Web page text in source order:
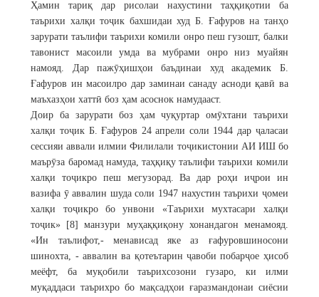
Ҳамин тариқ дар рисолаи нахустини таҳқиқотии ба
таърихи халқи тоҷик бахшидаи худ Б. Ғафуров на танҳо
зарурати таълифи таърихи комили онро пеш гузошт, балки
тавонист масоили умда ва мубрами онро низ муайян
намояд. Дар пажӯҳишҳои баъдинаи худ академик Б.
Ғафуров ин масоилро дар заминаи санаду асноди қавӣ ва
маъхазҳои хаттӣ боз ҳам асоснок намудааст.
Доир ба зарурати боз ҳам чуқуртар омӯхтани таърихи
халқи тоҷик Б. Ғафуров 24 апрели соли 1944 дар ҷаласаи
сессияи аввали илмии Филилали тоҷикистонии АИ ИШ бо
маърӯза баромад намуда, таҳқиқу таълифи таърихи комили
халқи тоҷикро пеш мегузорад. Ва дар роҳи иҷрои ин
вазифа ӯ аввалин шуда соли 1947 нахустин таърихи ҷомеи
халқи тоҷикро бо унвони «Таърихи мухтасари халқи
тоҷик» [8] манзури муҳаққиқону хонандагон менамояд.
«Ин таълифот,- менависад яке аз ғафуровшиносони
шинохта, - аввалин ва қотеътарин ҷавоби побарҷое ҳисоб
меёфт, ба муқобили таърихсозони гузаро, ки илми
муқаддаси таърихро бо мақсадҳои ғаразмандонаи сиёсии